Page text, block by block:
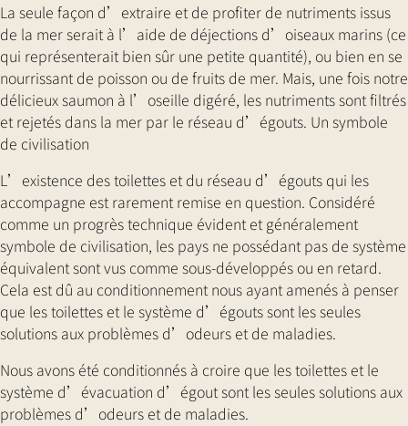
La seule façon d’extraire et de profiter de nutriments issus
de la mer serait à l’aide de déjections d’oiseaux marins (ce
qui représenterait bien sûr une petite quantité), ou bien en se
nourrissant de poisson ou de fruits de mer. Mais, une fois notre
délicieux saumon à l’oseille digéré, les nutriments sont filtrés
et rejetés dans la mer par le réseau d’égouts. Un symbole
de civilisation
L’existence des toilettes et du réseau d’égouts qui les
accompagne est rarement remise en question. Considéré
comme un progrès technique évident et généralement
symbole de civilisation, les pays ne possédant pas de système
équivalent sont vus comme sous-développés ou en retard.
Cela est dû au conditionnement nous ayant amenés à penser
que les toilettes et le système d’égouts sont les seules
solutions aux problèmes d’odeurs et de maladies.
Nous avons été conditionnés à croire que les toilettes et le
système d’évacuation d’égout sont les seules solutions aux
problèmes d’odeurs et de maladies.